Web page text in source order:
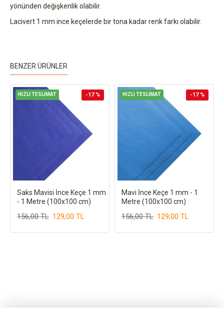
yönünden değişkenlik olabilir.
Lacivert 1 mm ince keçelerde bir tona kadar renk farkı olabilir.
BENZER ÜRÜNLER
HIZLI TESLİMAT -17 %
Saks Mavisi İnce Keçe 1 mm
- 1 Metre (100x100 cm)
129,00 TL
156,00 TL
HIZLI TESLİMAT -17 %
Mavi İnce Keçe 1 mm - 1
Metre (100x100 cm)
129,00 TL
156,00 TL